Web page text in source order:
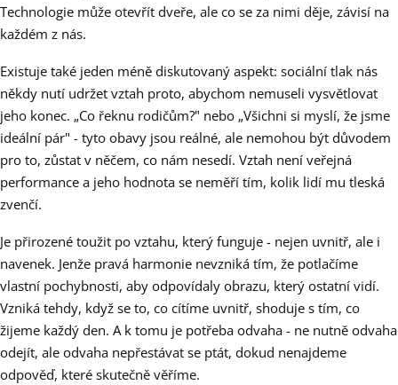
Technologie může otevřít dveře, ale co se za nimi děje, závisí na
každém z nás.
Existuje také jeden méně diskutovaný aspekt: sociální tlak nás
někdy nutí udržet vztah proto, abychom nemuseli vysvětlovat
jeho konec. „Co řeknu rodičům?" nebo „Všichni si myslí, že jsme
ideální pár" - tyto obavy jsou reálné, ale nemohou být důvodem
pro to, zůstat v něčem, co nám nesedí. Vztah není veřejná
performance a jeho hodnota se neměří tím, kolik lidí mu tleská
zvenčí.
Je přirozené toužit po vztahu, který funguje - nejen uvnitř, ale i
navenek. Jenže pravá harmonie nevzniká tím, že potlačíme
vlastní pochybnosti, aby odpovídaly obrazu, který ostatní vidí.
Vzniká tehdy, když se to, co cítíme uvnitř, shoduje s tím, co
žijeme každý den. A k tomu je potřeba odvaha - ne nutně odvaha
odejít, ale odvaha nepřestávat se ptát, dokud nenajdeme
odpověď, které skutečně věříme.